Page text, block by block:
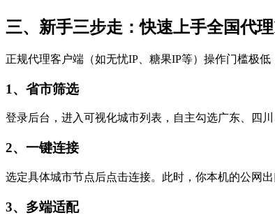
三、新手三步走：快速上手全国代
正规代理客户端（如无忧IP、糖果IP等）操作门槛极低
1、省市筛选
登录后台，进入可视化城市列表，自主勾选广东、四川
2、一键连接
选定具体城市节点后点击连接。此时，你本机的公网出
3、多端适配